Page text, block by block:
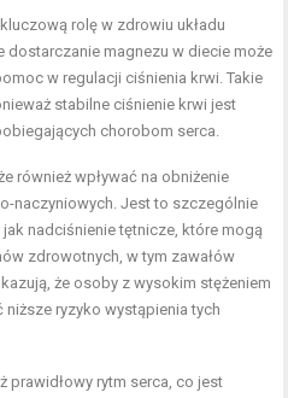
rolę w zdrowiu układu
dostarczanie magnezu w diecie może
w regulacji ciśnienia krwi. Takie
stabilne ciśnienie krwi jest
chorobom serca.
również wpływać na obniżenie
naczyniowych. Jest to szczególnie
nadciśnienie tętnicze, które mogą
zdrowotnych, w tym zawałów
że osoby z wysokim stężeniem
ryzyko wystąpienia tych
prawidłowy rytm serca, co jest